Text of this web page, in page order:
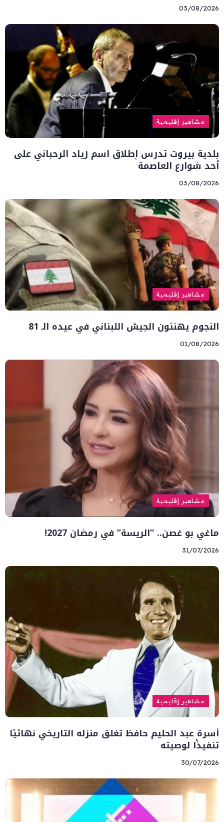
03/08/2026
مشاهير إقليمية
بلدية بيروت تدرس إطلاق اسم زياد الرحباني على
أحد شوارع العاصمة
03/08/2026
مشاهير إقليمية
النجوم يهنئون الجيش اللبناني في عيده الـ 81
01/08/2026
مشاهير إقليمية
ماغي بو غصن.. “الريسة” في رمضان 2027!
31/07/2026
مشاهير إقليمية
أسرة عبد الحليم حافظ تغلق منزله التاريخي نهائيًا
تنفيذًا لوصيته
30/07/2026